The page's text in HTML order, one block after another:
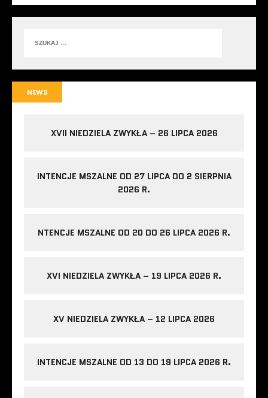
NEWS
XVII NIEDZIELA ZWYKŁA – 26 LIPCA 2026
INTENCJE MSZALNE OD 27 LIPCA DO 2 SIERPNIA
2026 R.
NTENCJE MSZALNE OD 20 DO 26 LIPCA 2026 R.
XVI NIEDZIELA ZWYKŁA – 19 LIPCA 2026 R.
XV NIEDZIELA ZWYKŁA – 12 LIPCA 2026
INTENCJE MSZALNE OD 13 DO 19 LIPCA 2026 R.